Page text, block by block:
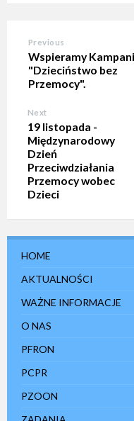
Previous
Wspieramy
"Dzieciństwo bez
Przemocy".
Next
19 listopada -
Międzynarodowy
Dzień
Przeciwdziałania
Przemocy wobec
Dzieci
HOME
AKTUALNOŚCI
WAŻNE INFORMACJE
O NAS
PFRON
PCPR
PZOON